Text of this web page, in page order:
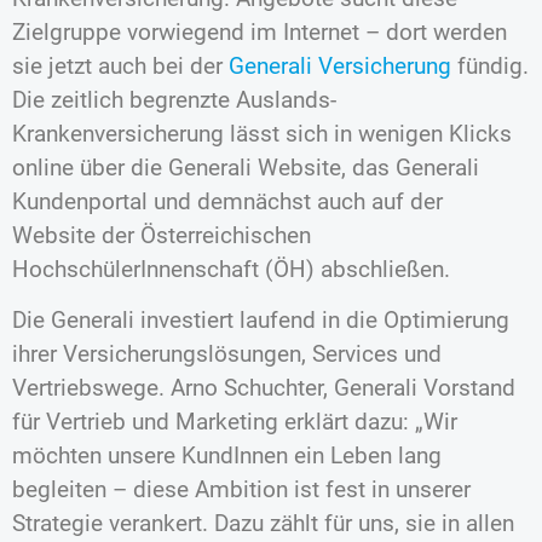
Zielgruppe vorwiegend im Internet – dort werden
sie jetzt auch bei der Generali Versicherung fündig.
Die zeitlich begrenzte Auslands-
Krankenversicherung lässt sich in wenigen Klicks
online über die Generali Website, das Generali
Kundenportal und demnächst auch auf der
Website der Österreichischen
HochschülerInnenschaft (ÖH) abschließen.
Die Generali investiert laufend in die Optimierung
ihrer Versicherungslösungen, Services und
Vertriebswege. Arno Schuchter, Generali Vorstand
für Vertrieb und Marketing erklärt dazu: „Wir
möchten unsere KundInnen ein Leben lang
begleiten – diese Ambition ist fest in unserer
Strategie verankert. Dazu zählt für uns, sie in allen